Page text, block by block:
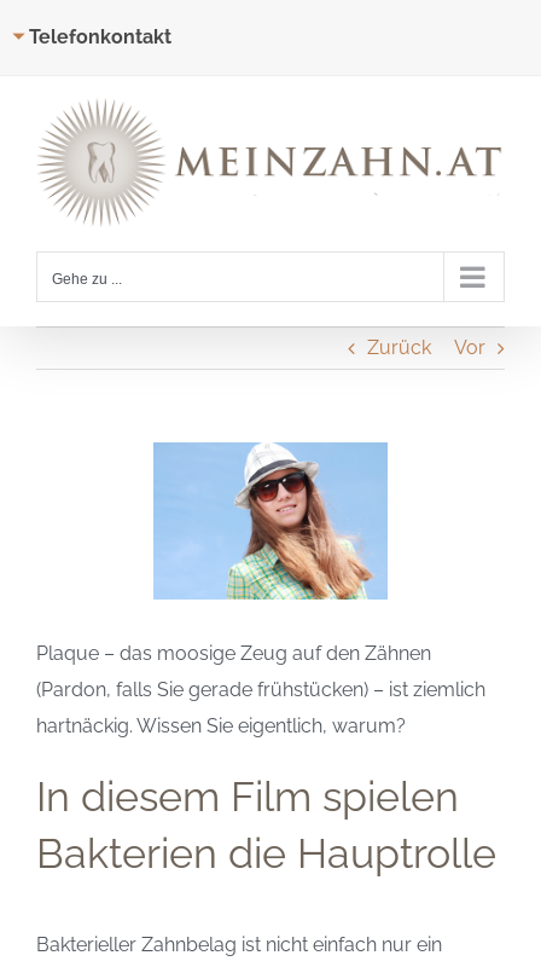
Telefonkontakt
Inhalt
springen
Gehe zu ...
Zurück Vor
Plaque – das moosige Zeug auf den Zähnen
(Pardon, falls Sie gerade frühstücken) – ist ziemlich
hartnäckig. Wissen Sie eigentlich, warum?
In diesem Film spielen
Bakterien die Hauptrolle
Bakterieller Zahnbelag ist nicht einfach nur ein